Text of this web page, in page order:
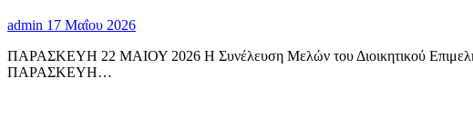
admin 17 Μαΐου 2026
ΠΑΡΑΣΚΕΥΗ 22 ΜΑΙΟΥ 2026 Η Συνέλευση Μελών του Διοικητικού
ΠΑΡΑΣΚΕΥΗ…